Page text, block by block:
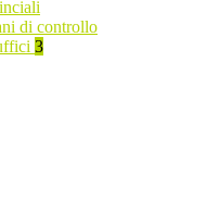
di controllo
3